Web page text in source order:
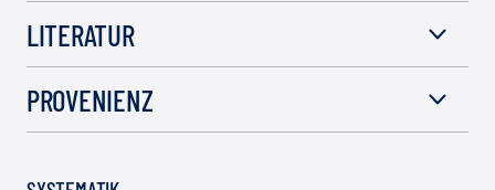
LITERATUR
PROVENIENZ